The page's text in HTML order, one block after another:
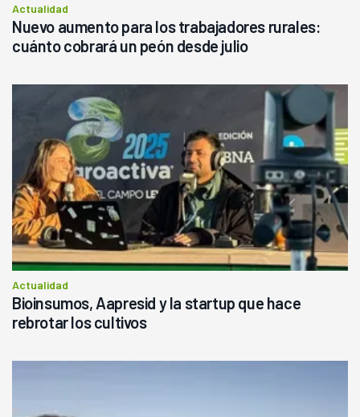
Actualidad
Nuevo aumento para los trabajadores rurales:
cuánto cobrará un peón desde julio
Actualidad
Bioinsumos, Aapresid y la startup que hace
rebrotar los cultivos